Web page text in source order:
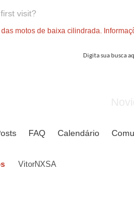
visit?
FAQ Calendário
VitorNXSA